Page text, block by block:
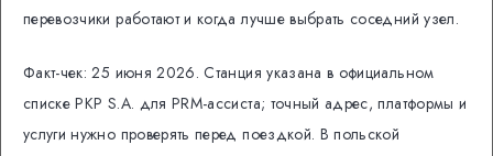
перевозчики работают и когда лучше выбрать соседний узел.
Факт-чек: 25 июня 2026. Станция указана в официальном
списке PKP S.A. для PRM-ассиста; точный адрес, платформы и
услуги нужно проверять перед поездкой. В польской